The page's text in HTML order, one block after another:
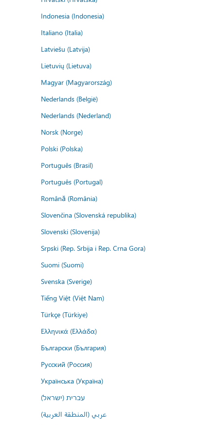
Indonesia (Indonesia)
Italiano (Italia)
Latviešu (Latvija)
Lietuvių (Lietuva)
Magyar (Magyarország)
Nederlands (België)
Nederlands (Nederland)
Norsk (Norge)
Polski (Polska)
Português (Brasil)
Português (Portugal)
Română (România)
Slovenčina (Slovenská republika)
Slovenski (Slovenija)
Srpski (Rep. Srbija i Rep. Crna Gora)
Suomi (Suomi)
Svenska (Sverige)
Tiếng Việt (Việt Nam)
Türkçe (Türkiye)
Ελληνικά (Ελλάδα)
Български (България)
Русский (Россия)
Українська (Україна)
עברית (ישראל)
عربي (المنطقة العربية)